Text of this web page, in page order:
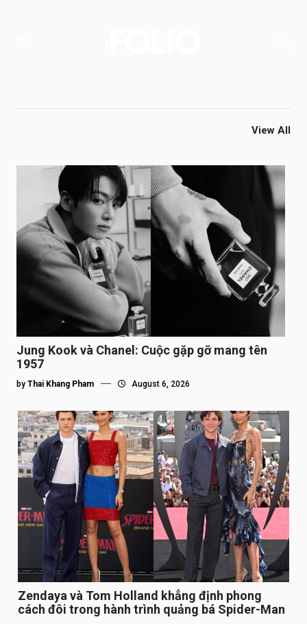
View All
Jung Kook và Chanel: Cuộc gặp gỡ mang tên
1957
by Thai Khang Pham August 6, 2026
Zendaya và Tom Holland khẳng định phong
cách đôi trong hành trình quảng bá Spider-Man